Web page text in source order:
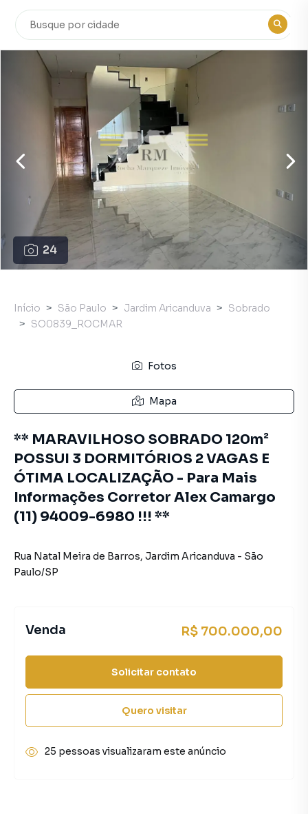
24
Início São Paulo Jardim Aricanduva
Sobrado
SO0839_ROCMAR
Fotos
Mapa
** MARAVILHOSO SOBRADO 120m²
POSSUI 3 DORMITÓRIOS 2 VAGAS E
ÓTIMA LOCALIZAÇÃO - Para Mais
Informações Corretor Alex Camargo
(11) 94009-6980 !!! **
Rua Natal Meira de Barros, Jardim Aricanduva - São
Paulo/SP
Venda R$ 700.000,00
Solicitar contato
Quero visitar
25 pessoas visualizaram este anúncio